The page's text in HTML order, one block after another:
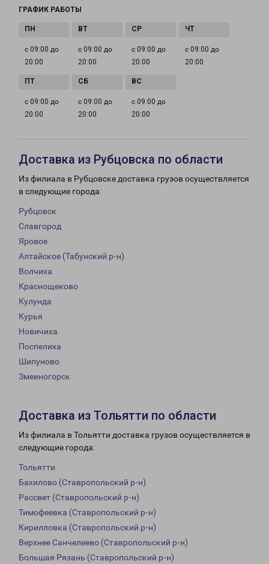
ГРАФИК РАБОТЫ
с 09:00 до
20:00
с 09:00 до
20:00
с 09:00 до
20:00
с 09:00 до
20:00
с 09:00 до
20:00
с 09:00 до
20:00
с 09:00 до
20:00
Доставка из Рубцовска по области
Из филиала в Рубцовске доставка грузов осуществляется
в следующие города:
Рубцовск
Славгород
Яровое
Алтайское (Табунский р-н)
Волчиха
Краснощеково
Кулунда
Курья
Новичиха
Поспелиха
Шипуново
Змеиногорск
Доставка из Тольятти по области
Из филиала в Тольятти доставка грузов осуществляется в
следующие города:
Тольятти
Бахилово (Ставропольский р-н)
Рассвет (Ставропольский р-н)
Тимофеевка (Ставропольский р-н)
Кирилловка (Ставропольский р-н)
Верхнее Санчелеево (Ставропольский р-н)
Большая Рязань (Ставропольский р-н)